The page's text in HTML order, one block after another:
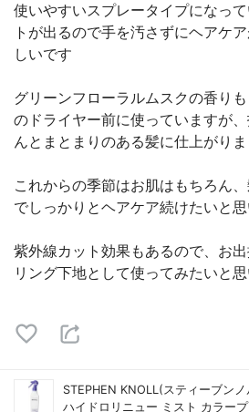
使いやすいスプレータイプになっ
トが出るので手を汚さずにヘアケ
しいです
グリーンフローラルムスクの香り
のドライヤー前に使っていますが
んとまとまりのある髪に仕上がりま
これからの季節はお肌はもちろん
でしっかりとヘアケア続けたいと
紫外線カット効果もあるので、お
リング下地として使ってみたいと思
STEPHEN KNOLL(スティーブンノ
ハイドロリニュー ミスト カラープ